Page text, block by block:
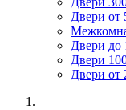
Двери от
Двери до
Двери
Двери от